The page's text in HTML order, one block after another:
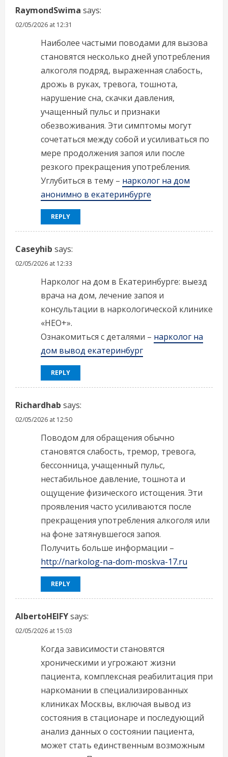
RaymondSwima says:
02/05/2026 at 12:31
Наиболее частыми поводами для вызова
становятся несколько дней употребления
алкоголя подряд, выраженная слабость,
дрожь в руках, тревога, тошнота,
нарушение сна, скачки давления,
учащенный пульс и признаки
обезвоживания. Эти симптомы могут
сочетаться между собой и усиливаться по
мере продолжения запоя или после
резкого прекращения употребления.
Углубиться в тему – нарколог на дом
анонимно в екатеринбурге
REPLY
Caseyhib says:
02/05/2026 at 12:33
Нарколог на дом в Екатеринбурге: выезд
врача на дом, лечение запоя и
консультации в наркологической клинике
«НЕО+».
Ознакомиться с деталями – нарколог на
дом вывод екатеринбург
REPLY
Richardhab says:
02/05/2026 at 12:50
Поводом для обращения обычно
становятся слабость, тремор, тревога,
бессонница, учащенный пульс,
нестабильное давление, тошнота и
ощущение физического истощения. Эти
проявления часто усиливаются после
прекращения употребления алкоголя или
на фоне затянувшегося запоя.
Получить больше информации –
http://narkolog-na-dom-moskva-17.ru
REPLY
AlbertoHEIFYsays:
02/05/2026 at 15:03
Когда зависимости становятся
хроническими и угрожают жизни
пациента, комплексная реабилитация при
наркомании в специализированных
клиниках Москвы, включая вывод из
состояния в стационаре и последующий
анализ данных о состоянии пациента,
может стать единственным возможным